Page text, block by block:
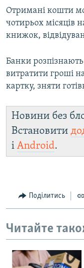
Отримані кошти
чотирьох місяців
книжок,
Банки
витратити гроші
картку, зняти
Новини без
Встановити
і Android.
Поділитись
Читайте